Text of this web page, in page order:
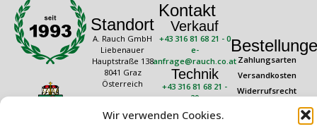
Wir verwenden Cookies.
Standort
A. Rauch GmbH
Liebenauer
Hauptstraße 138
8041 Graz
Österreich
Öffnungszeiten
Mo – Do: 08:00 –
Kontakt
Verkauf
+43 316 81 68 21 - 0
e-
anfrage@rauch.co.at
Technik
+43 316 81 68 21 -
20
technik@rauch.co.at
Zahlungsarten
Versandkosten
Widerrufsrecht
Rechtliches